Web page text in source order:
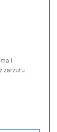
i
zarzutu.